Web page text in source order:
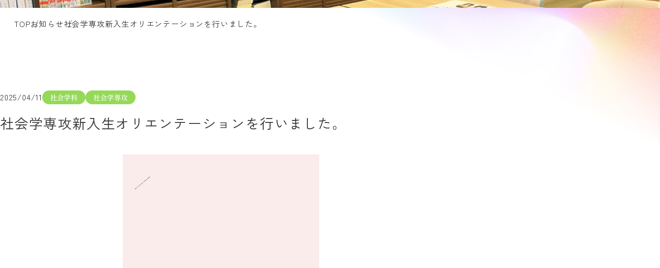
TOPお知らせ社会学専攻新入生オリエンテーションを行いました。
2025/04/11 社会学科 社会学専攻
社会学専攻新入生オリエンテーションを行いました。